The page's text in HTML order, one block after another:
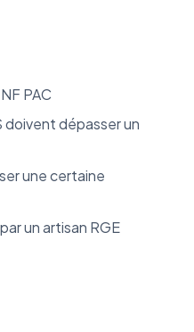
PAC
doivent dépasser un
une certaine
un artisan RGE